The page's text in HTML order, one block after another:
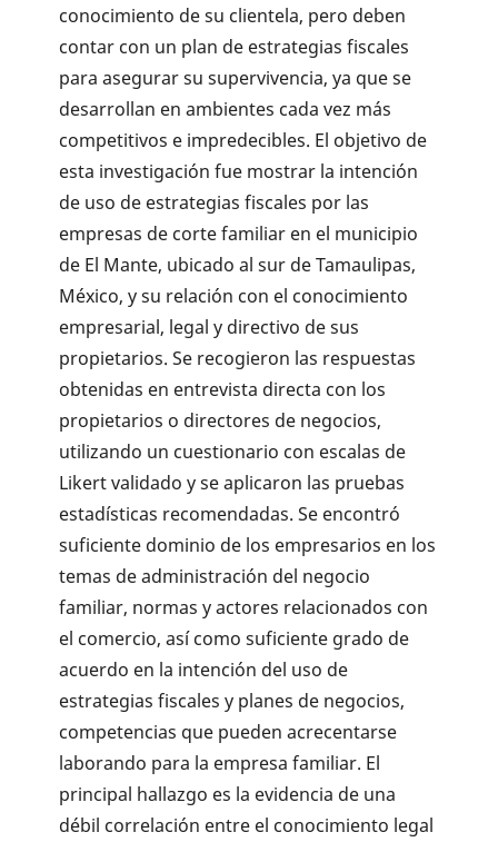
conocimiento de su clientela, pero deben
contar con un plan de estrategias fiscales
para asegurar su supervivencia, ya que se
desarrollan en ambientes cada vez más
competitivos e impredecibles. El objetivo de
esta investigación fue mostrar la intención
de uso de estrategias fiscales por las
empresas de corte familiar en el municipio
de El Mante, ubicado al sur de Tamaulipas,
México, y su relación con el conocimiento
empresarial, legal y directivo de sus
propietarios. Se recogieron las respuestas
obtenidas en entrevista directa con los
propietarios o directores de negocios,
utilizando un cuestionario con escalas de
Likert validado y se aplicaron las pruebas
estadísticas recomendadas. Se encontró
suficiente dominio de los empresarios en los
temas de administración del negocio
familiar, normas y actores relacionados con
el comercio, así como suficiente grado de
acuerdo en la intención del uso de
estrategias fiscales y planes de negocios,
competencias que pueden acrecentarse
laborando para la empresa familiar. El
principal hallazgo es la evidencia de una
débil correlación entre el conocimiento legal